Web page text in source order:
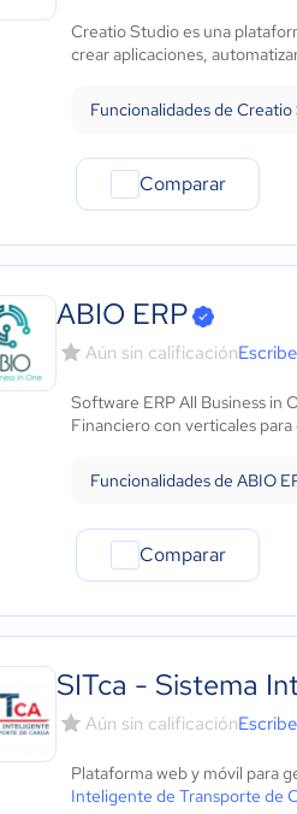
Marketing y Comunicación
Automotriz
Comercio Electrónico
Metales y Minería
Recursos Humanos
Gastronomía
Aeroespacial y defensa
Turismo
Contabilidad
Moda y textiles
Creatio Studio es una
crear aplicaciones,
Funcionalidades de
Comparar
ABIO ERP
Aún sin calificación
Software ERP All Business in
Financiero con verticales
Funcionalidades de ABIO
Comparar
SITca - Sistema
Aún sin calificación
Plataforma web y móvil para
Inteligente de Transporte de